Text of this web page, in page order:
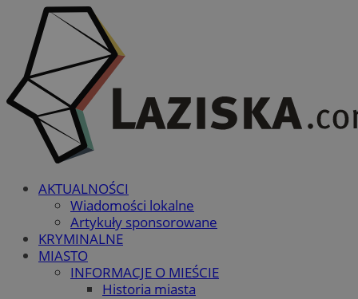
AKTUALNOŚCI
Wiadomości lokalne
Artykuły sponsorowane
KRYMINALNE
MIASTO
INFORMACJE O MIEŚCIE
Historia miasta